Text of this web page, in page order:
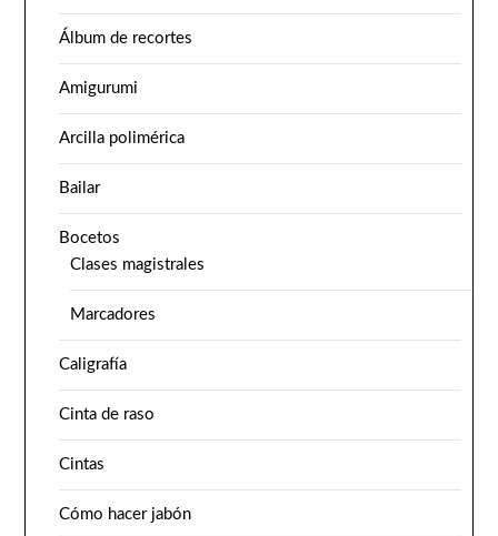
Álbum de recortes
Amigurumi
Arcilla polimérica
Bailar
Bocetos
Clases magistrales
Marcadores
Caligrafía
Cinta de raso
Cintas
Cómo hacer jabón